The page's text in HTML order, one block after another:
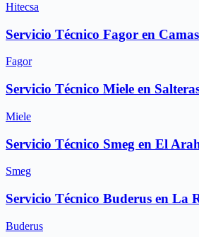
Hitecsa
Servicio Técnico Fagor en Camas
Fagor
Servicio Técnico Miele en
Miele
Servicio Técnico Smeg en El
Smeg
Servicio Técnico Buderus en La
Buderus